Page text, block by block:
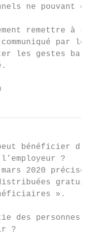
ne pouvant
remettre à
communiqué par le
les gestes
bénéficier d’un
?
2020 précise
».
des personnes à
?